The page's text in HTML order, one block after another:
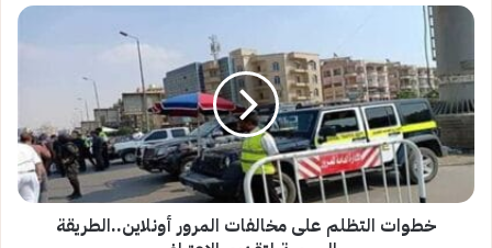
خطوات
التظلم
على
مخالفات
المرور
أونلاين..الطريقة
الرسمية
لتقديم
الاعتراض
خطوات التظلم على مخالفات المرور أونلاين..الطريقة